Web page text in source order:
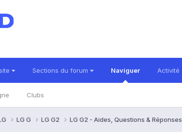
Sections du forum Naviguer
Clubs
Activité
LG G LG G2 LG G2 - Aides, Questions & Réponses